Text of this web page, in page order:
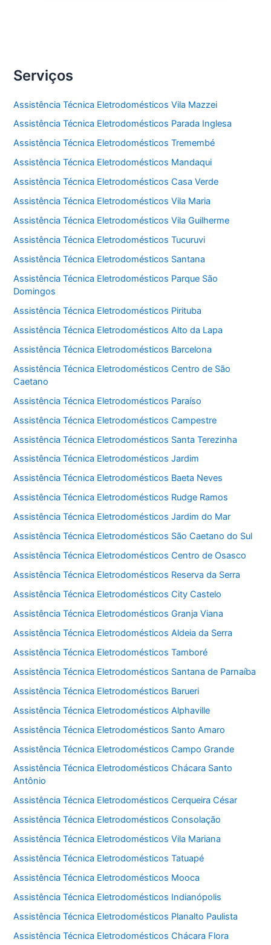
Serviços
Assistência Técnica Eletrodomésticos Vila Mazzei
Assistência Técnica Eletrodomésticos Parada Inglesa
Assistência Técnica Eletrodomésticos Tremembé
Assistência Técnica Eletrodomésticos Mandaqui
Assistência Técnica Eletrodomésticos Casa Verde
Assistência Técnica Eletrodomésticos Vila Maria
Assistência Técnica Eletrodomésticos Vila Guilherme
Assistência Técnica Eletrodomésticos Tucuruvi
Assistência Técnica Eletrodomésticos Santana
Assistência Técnica Eletrodomésticos Parque São
Domingos
Assistência Técnica Eletrodomésticos Pirituba
Assistência Técnica Eletrodomésticos Alto da Lapa
Assistência Técnica Eletrodomésticos Barcelona
Assistência Técnica Eletrodomésticos Centro de São
Caetano
Assistência Técnica Eletrodomésticos Paraíso
Assistência Técnica Eletrodomésticos Campestre
Assistência Técnica Eletrodomésticos Santa Terezinha
Assistência Técnica Eletrodomésticos Jardim
Assistência Técnica Eletrodomésticos Baeta Neves
Assistência Técnica Eletrodomésticos Rudge Ramos
Assistência Técnica Eletrodomésticos Jardim do Mar
Assistência Técnica Eletrodomésticos São Caetano do Sul
Assistência Técnica Eletrodomésticos Centro de Osasco
Assistência Técnica Eletrodomésticos Reserva da Serra
Assistência Técnica Eletrodomésticos City Castelo
Assistência Técnica Eletrodomésticos Granja Viana
Assistência Técnica Eletrodomésticos Aldeia da Serra
Assistência Técnica Eletrodomésticos Tamboré
Assistência Técnica Eletrodomésticos Santana de Parnaíba
Assistência Técnica Eletrodomésticos Barueri
Assistência Técnica Eletrodomésticos Alphaville
Assistência Técnica Eletrodomésticos Santo Amaro
Assistência Técnica Eletrodomésticos Campo Grande
Assistência Técnica Eletrodomésticos Chácara Santo
Antônio
Assistência Técnica Eletrodomésticos Cerqueira César
Assistência Técnica Eletrodomésticos Consolação
Assistência Técnica Eletrodomésticos Vila Mariana
Assistência Técnica Eletrodomésticos Tatuapé
Assistência Técnica Eletrodomésticos Mooca
Assistência Técnica Eletrodomésticos Indianópolis
Assistência Técnica Eletrodomésticos Planalto Paulista
Assistência Técnica Eletrodomésticos Chácara Flora